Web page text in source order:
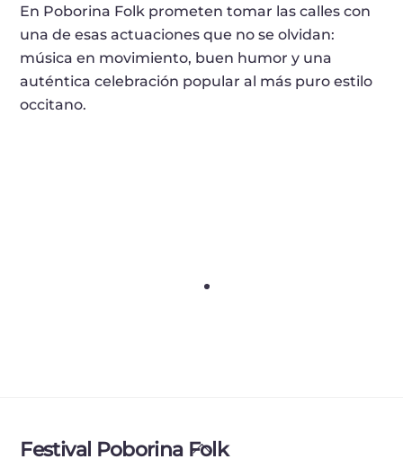
En Poborina Folk prometen tomar las calles con
una de esas actuaciones que no se olvidan:
música en movimiento, buen humor y una
auténtica celebración popular al más puro estilo
occitano.
La Fanfare des Goulamas – Medley
Back
Festival Poborina Folk